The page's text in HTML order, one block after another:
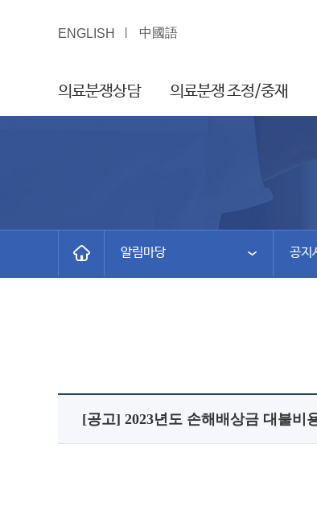
ENGLISH 中國語
의료분쟁상담 의료분쟁 조정/중재
알림마당 공지
[공고] 2023년도 손해배상금 대불비